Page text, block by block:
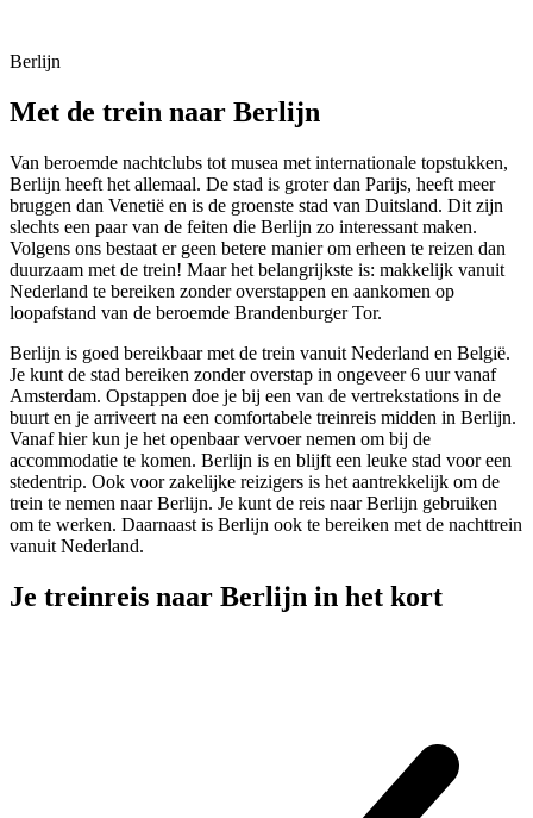
Berlijn
Met de trein naar Berlijn
Van beroemde nachtclubs tot musea met internationale topstukken,
Berlijn heeft het allemaal. De stad is groter dan Parijs, heeft meer
bruggen dan Venetië en is de groenste stad van Duitsland. Dit zijn
slechts een paar van de feiten die Berlijn zo interessant maken.
Volgens ons bestaat er geen betere manier om erheen te reizen dan
duurzaam met de trein! Maar het belangrijkste is: makkelijk vanuit
Nederland te bereiken zonder overstappen en aankomen op
loopafstand van de beroemde Brandenburger Tor.
Berlijn is goed bereikbaar met de trein vanuit Nederland en België.
Je kunt de stad bereiken zonder overstap in ongeveer 6 uur vanaf
Amsterdam. Opstappen doe je bij een van de vertrekstations in de
buurt en je arriveert na een comfortabele treinreis midden in Berlijn.
Vanaf hier kun je het openbaar vervoer nemen om bij de
accommodatie te komen. Berlijn is en blijft een leuke stad voor een
stedentrip. Ook voor zakelijke reizigers is het aantrekkelijk om de
trein te nemen naar Berlijn. Je kunt de reis naar Berlijn gebruiken
om te werken. Daarnaast is Berlijn ook te bereiken met de nachttrein
vanuit Nederland.
Je treinreis naar Berlijn in het kort